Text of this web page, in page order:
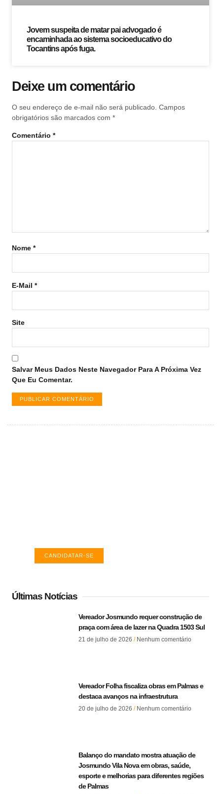
Jovem suspeita de matar pai advogado é
encaminhada ao sistema socioeducativo do
Tocantins após fuga.
Deixe um comentário
O seu endereço de e-mail não será publicado. Campos
obrigatórios são marcados com *
Comentário *
Nome *
E-Mail *
Site
Salvar Meus Dados Neste Navegador Para A Próxima Vez
Que Eu Comentar.
CANDIDATAR-SE
Últimas Notícias
Vereador Josmundo requer construção de
praça com área de lazer na Quadra 1503 Sul
21 de julho de 2026 Nenhum comentário
Vereador Folha fiscaliza obras em Palmas e
destaca avanços na infraestrutura
20 de julho de 2026 Nenhum comentário
Balanço do mandato mostra atuação de
Josmundo Vila Nova em obras, saúde,
esporte e melhorias para diferentes regiões
de Palmas